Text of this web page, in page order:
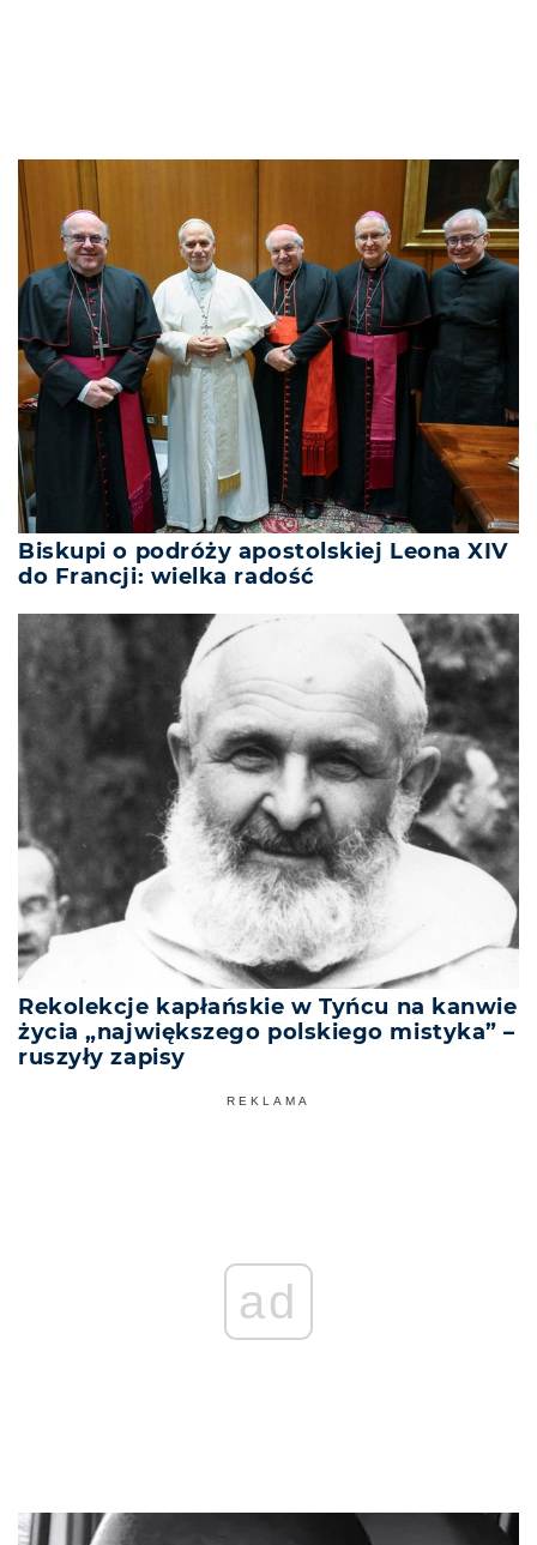
Biskupi o podróży apostolskiej Leona XIV
do Francji: wielka radość
Rekolekcje kapłańskie w Tyńcu na kanwie
życia „największego polskiego mistyka” –
ruszyły zapisy
REKLAMA
ad